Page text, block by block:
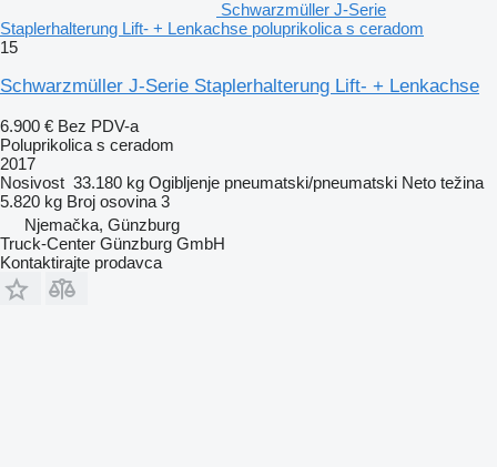
Schwarzmüller J-Serie
Staplerhalterung Lift- + Lenkachse poluprikolica s ceradom
15
Schwarzmüller J-Serie Staplerhalterung Lift- + Lenkachse
6.900 € Bez PDV-a
Poluprikolica s ceradom
2017
Nosivost 33.180 kg Ogibljenje pneumatski/pneumatski Neto težina
5.820 kg Broj osovina 3
Njemačka, Günzburg
Truck-Center Günzburg GmbH
Kontaktirajte prodavca